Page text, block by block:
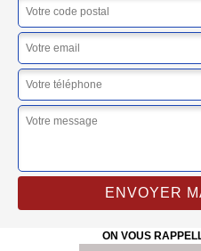
ON VOUS